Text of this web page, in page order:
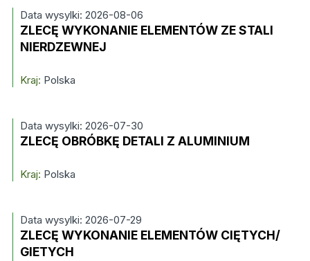
Data wysylki: 2026-08-06
ZLECĘ WYKONANIE ELEMENTÓW ZE STALI
NIERDZEWNEJ
Kraj: Polska
Data wysylki: 2026-07-30
ZLECĘ OBRÓBKĘ DETALI Z ALUMINIUM
Kraj: Polska
Data wysylki: 2026-07-29
ZLECĘ WYKONANIE ELEMENTÓW CIĘTYCH/
GIETYCH